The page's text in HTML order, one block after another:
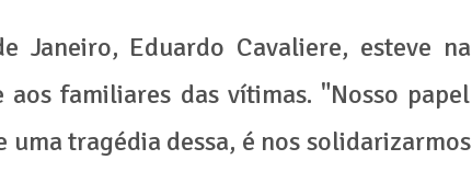
Janeiro, Eduardo Cavaliere, esteve na
familiares das vítimas. "Nosso papel
tragédia dessa, é nos solidarizarmos